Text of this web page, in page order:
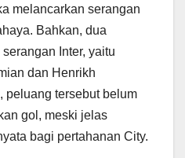
melancarkan serangan
Bahkan, dua
Inter, yaitu
dan Henrikh
peluang tersebut belum
gol, meski jelas
bagi pertahanan City.